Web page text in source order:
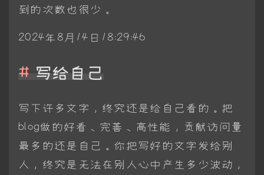
到的次数也很少。
2024年8月14日18:29:46
写给自己
写下许多文字，终究还是给自己看的。把
blog做的好看、完善、高性能，贡献访问量
最多的还是自己。你把写好的文字发给别
人，终究是无法在别人心中产生多少波动，